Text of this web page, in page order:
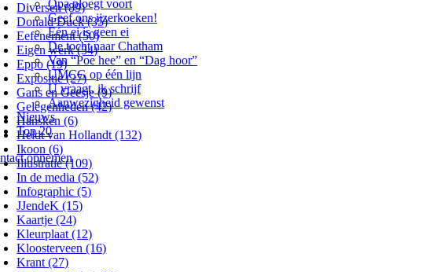
Opa ploegt voort
Geef ons ijzerkoeken!
Eén ei is geen ei
De tocht naar Chatham
Van “Poe hee” en “Dag hoor”
UMCG op één lijn
U vraagt, ik schrijf
Aanwezigheid gewenst
Nieuws
Top 20
opnemen
Diversen (89)
Donald Duck (35)
Eefenement (50)
Eigen werk (34)
Eppo (19)
Expositie (27)
Gans en Geesje (9)
Gelegenheden (42)
Hansken (6)
Heldt van Hollandt (132)
Ikoon (6)
Illustratie (109)
In de media (52)
Infographic (5)
JJendeK (15)
Kaartje (24)
Kleurplaat (12)
Kloosterveen (16)
Krant (27)